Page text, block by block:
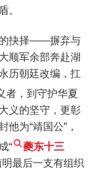
。
的抉择——摒弃与
顺军余部奔赴湖
历朝廷改编，扛
者，到守护华夏
义的坚守，更彰
为“靖国公”，
“
夔东十三
最后一支有组织